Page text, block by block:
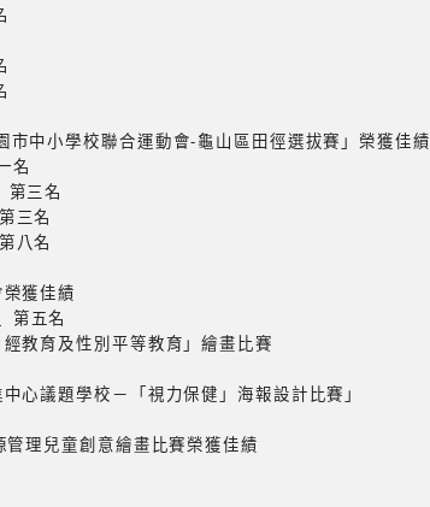
市中小學校聯合運動會-龜山區田徑選拔賽」榮獲佳績
名
第三名
三名
八名
獲佳績
第五名
教育及性別平等教育」繪畫比賽
心議題學校－「視力保健」海報設計比賽」
理兒童創意繪畫比賽榮獲佳績